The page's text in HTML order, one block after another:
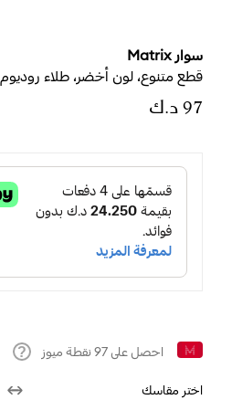
سوار Matrix
قطع متنوع، لون أخضر، طلاء روديوم
احصل على 97 نقطة ميوز
اختر مقاسك